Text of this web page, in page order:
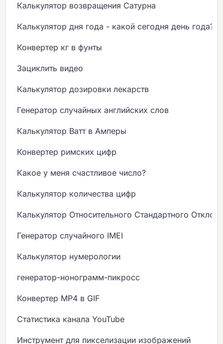
Калькулятор возвращения Сатурна
Калькулятор дня года - какой сегодня день года?
Конвертер кг в фунты
Зациклить видео
Калькулятор дозировки лекарств
Генератор случайных английских слов
Калькулятор Ватт в Амперы
Конвертер римских цифр
Какое у меня счастливое число?
Калькулятор количества цифр
Калькулятор Относительного Стандартного
Генератор случайного IMEI
Калькулятор нумерологии
генератор-нонограмм-пикросс
Конвертер MP4 в GIF
Статистика канала YouTube
Инструмент для пикселизации изображений